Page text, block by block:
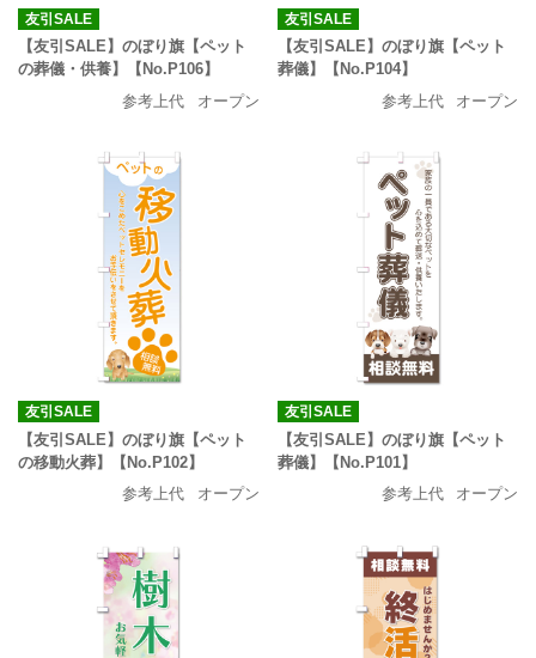
友引SALE
【友引SALE】のぼり旗【ペット
の葬儀・供養】【No.P106】
参考上代
オープン
友引SALE
【友引SALE】のぼり旗【ペット
葬儀】【No.P104】
参考上代
オープン
友引SALE
【友引SALE】のぼり旗【ペット
の移動火葬】【No.P102】
参考上代
オープン
友引SALE
【友引SALE】のぼり旗【ペット
葬儀】【No.P101】
参考上代
オープン